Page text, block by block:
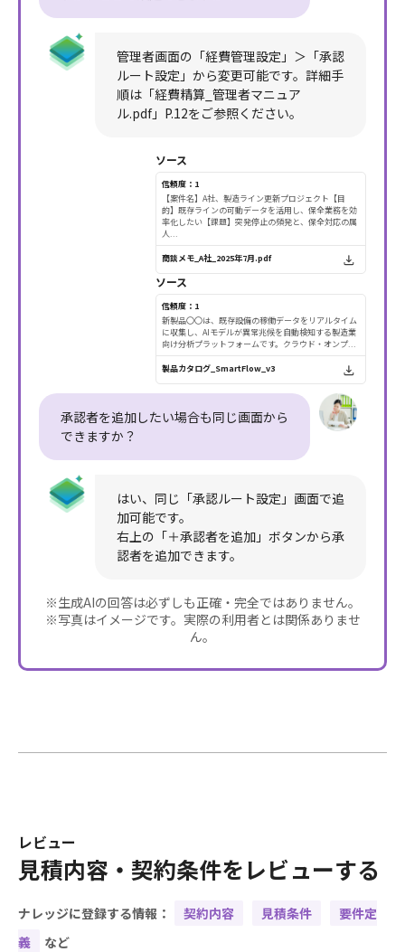
管理者画面の「経費管理設定」＞「承認
ルート設定」から変更可能です。詳細手
順は「経費精算_管理者マニュア
ル.pdf」P.12をご参照ください。
ソース
信頼度：1
【案件名】A社、製造ライン更新プロジェクト【目
的】既存ラインの可動データを活用し、保全業務を効
率化したい【課題】突発停止の頻発と、保全対応の属
人...
商談メモ_A社_2025年7月.pdf
ソース
信頼度：1
新製品〇〇は、既存設備の稼働データをリアルタイム
に収集し、AIモデルが異常兆候を自動検知する製造業
向け分析プラットフォームです。クラウド・オンプ...
製品カタログ_SmartFlow_v3
承認者を追加したい場合も同じ画面から
できますか？
はい、同じ「承認ルート設定」画面で追
加可能です。
右上の「＋承認者を追加」ボタンから承
認者を追加できます。
※生成AIの回答は必ずしも正確・完全ではありません。
※写真はイメージです。実際の利用者とは関係ありませ
ん。
レビュー
見積内容・契約条件をレビューする
ナレッジに登録する情報： 契約内容 見積条件
要件定
義
など